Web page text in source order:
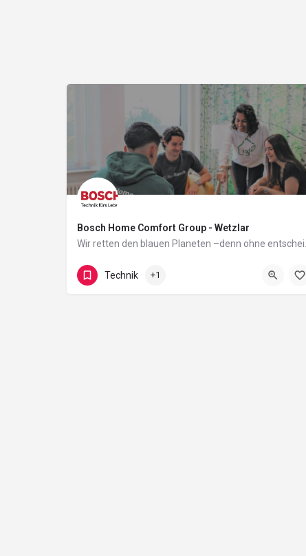
Bosch Home Comfort Group - Wetzlar
Wir retten den
Sophienstraße 30-32
Technik +1